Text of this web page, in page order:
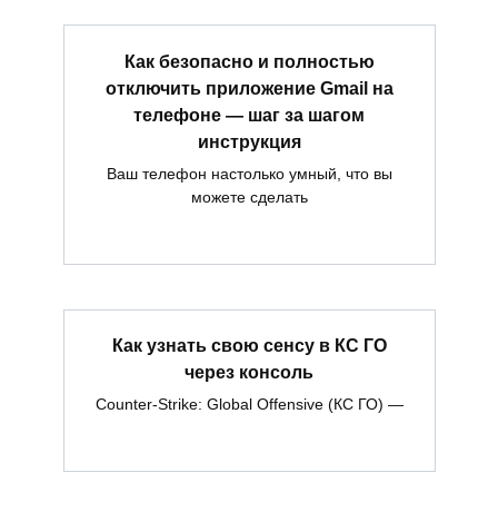
Как безопасно и полностью
отключить приложение Gmail на
телефоне — шаг за шагом
инструкция
Ваш телефон настолько умный, что вы
можете сделать
Как узнать свою сенсу в КС ГО
через консоль
Counter-Strike: Global Offensive (КС ГО) —